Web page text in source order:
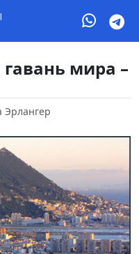
мира –
Эрлангер